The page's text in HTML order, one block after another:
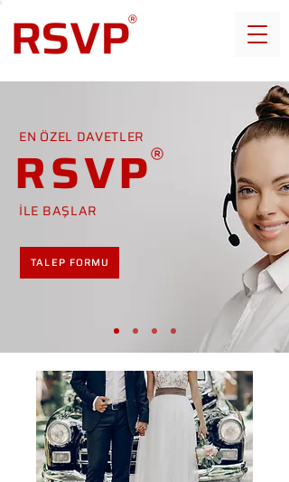
EN ÖZEL DAVETLER
RSVP
İLE BAŞLAR
TALEP FORMU